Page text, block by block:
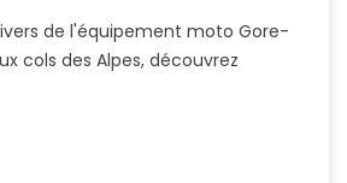
de l'équipement moto Gore-
cols des Alpes, découvrez